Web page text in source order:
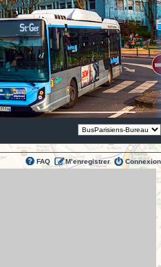
FAQ M’enregistrer Connexion